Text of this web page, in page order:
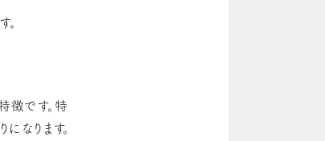
徴です。特
なります。